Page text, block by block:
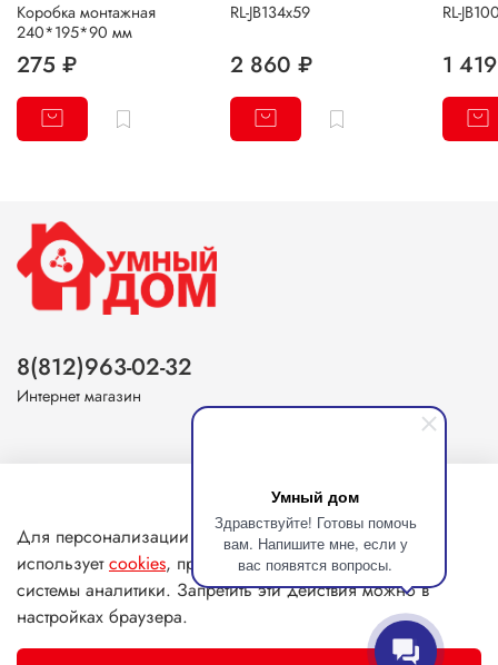
Умный дом
Здравствуйте! Готовы помочь
вам. Напишите мне, если у
вас появятся вопросы.
Коробка монтажная
240*195*90 мм
275 ₽
RL-JB134х59
2 860 ₽
RL-
1
Клиентам
Информация
8(812)963-02-32
Интернет магазин
Для персонализации сервисов наш сайт
используетcookies, применяя метрические и иные
системы аналитики. Запретить эти действия можно в
настройках браузера.